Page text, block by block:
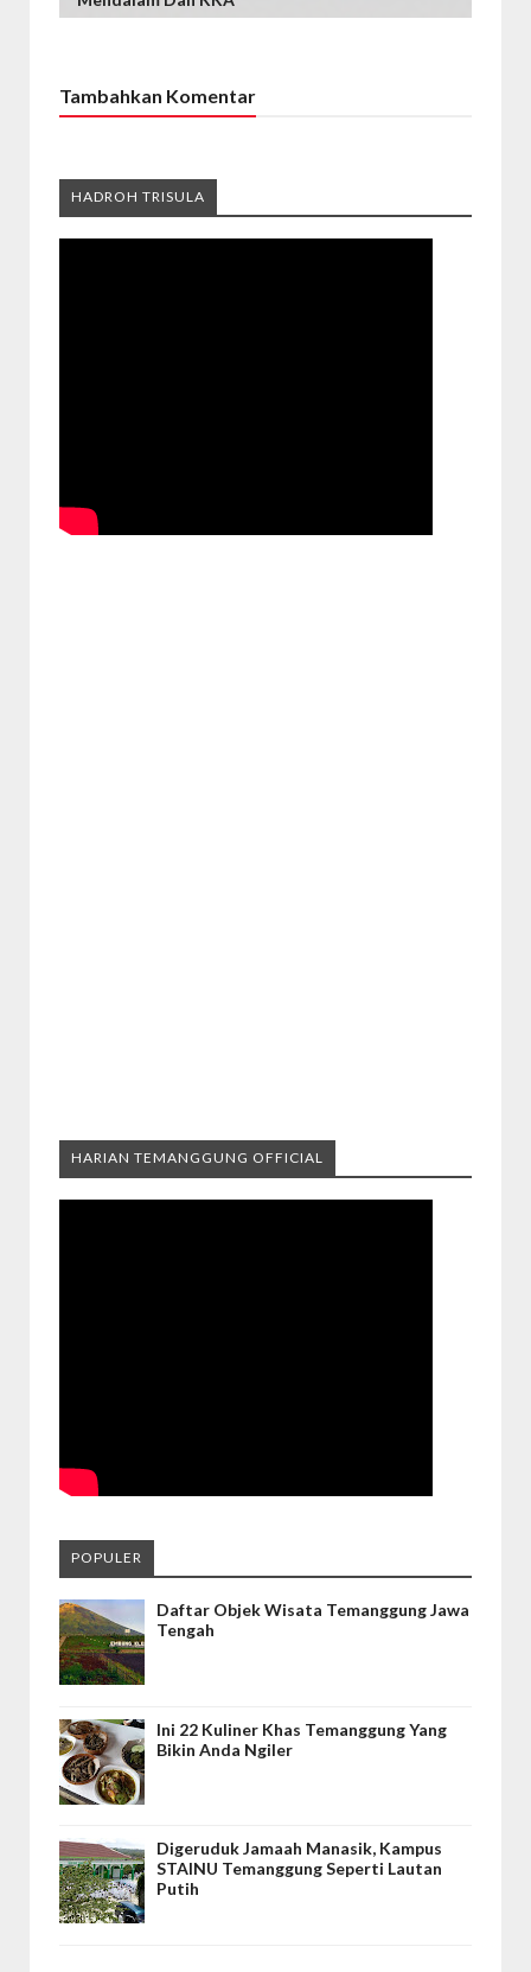
Tambahkan Komentar
HADROH TRISULA
HARIAN TEMANGGUNG OFFICIAL
POPULER
Daftar Objek Wisata Temanggung Jawa
Tengah
Ini 22 Kuliner Khas Temanggung Yang
Bikin Anda Ngiler
Digeruduk Jamaah Manasik, Kampus
STAINU Temanggung Seperti Lautan
Putih